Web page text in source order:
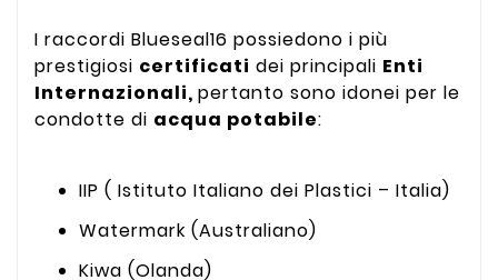
I raccordi Blueseal16 possiedono i più
prestigiosi certificati dei principali Enti
Internazionali, pertanto sono idonei per le
condotte di acqua potabile:
IIP ( Istituto Italiano dei Plastici – Italia)
Watermark (Australiano)
Kiwa (Olanda)